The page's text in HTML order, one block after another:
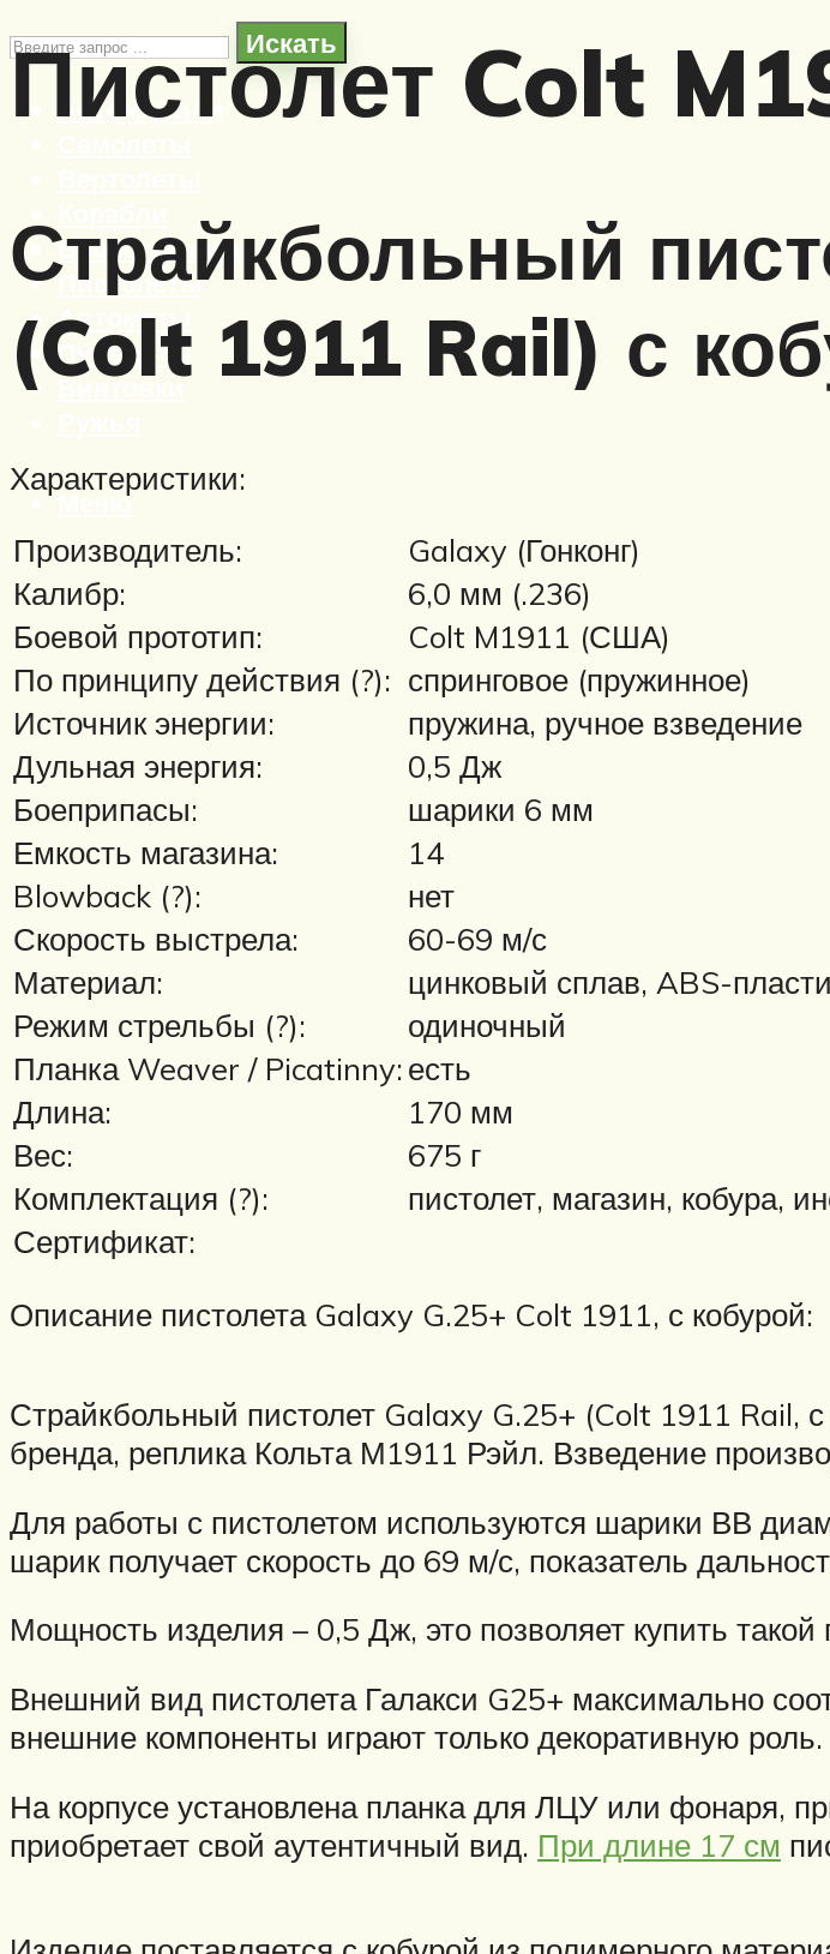
Искать
Автомобили
Бронетехника
Пистолеты
Автоматы
Пулеметы
Винтовки
Меню
Пистолет Colt
Страйкбольный
(Colt 1911 Rail) с
Характеристики:
Производитель:
Galaxy (Гонконг)
Калибр:
6,0 мм (.236)
Боевой прототип:
Colt M1911 (США)
По принципу действия (?): спринговое (пружинное)
Источник энергии:
пружина, ручное взведение
Дульная энергия:
0,5 Дж
Боеприпасы:
шарики 6 мм
Емкость магазина:
14
Blowback (?):
нет
Скорость выстрела:
60-69 м/с
Материал:
цинковый сплав, ABS-
Режим стрельбы (?):
одиночный
Планка Weaver / Picatinny: есть
Длина:
170 мм
Вес:
675 г
Комплектация (?):
пистолет, магазин, кобура,
Сертификат:
Описание пистолета Galaxy G.25+ Colt 1911, с кобурой:
Страйкбольный пистолет Galaxy G.25+ (Colt 1911 Rail, с
бренда, реплика Кольта М1911 Рэйл. Взведение
Для работы с пистолетом используются шарики ВВ
шарик получает скорость до 69 м/с, показатель
Мощность изделия – 0,5 Дж, это позволяет купить
Внешний вид пистолета Галакси G25+ максимально
внешние компоненты играют только декоративную роль.
На корпусе установлена планка для ЛЦУ или фонаря,
приобретает свой аутентичный вид. При длине 17 см